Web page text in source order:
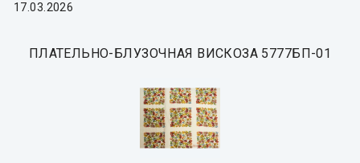
17.03.2026
ПЛАТЕЛЬНО-БЛУЗОЧНАЯ ВИСКОЗА 5777БП-01